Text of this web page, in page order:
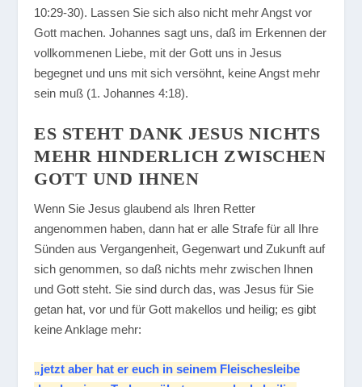
10:29-30). Lassen Sie sich also nicht mehr Angst vor
Gott machen. Johannes sagt uns, daß im Erkennen der
vollkommenen Liebe, mit der Gott uns in Jesus
begegnet und uns mit sich versöhnt, keine Angst mehr
sein muß (1. Johannes 4:18).
ES STEHT DANK JESUS NICHTS
MEHR HINDERLICH ZWISCHEN
GOTT UND IHNEN
Wenn Sie Jesus glaubend als Ihren Retter
angenommen haben, dann hat er alle Strafe für all Ihre
Sünden aus Vergangenheit, Gegenwart und Zukunft auf
sich genommen, so daß nichts mehr zwischen Ihnen
und Gott steht. Sie sind durch das, was Jesus für Sie
getan hat, vor und für Gott makellos und heilig; es gibt
keine Anklage mehr:
„jetzt aber hat er euch in seinem Fleischesleibe